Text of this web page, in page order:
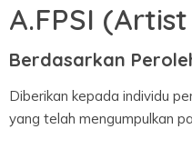
A.FPSI
Berdasarkan
Diberikan kepada individu
yang telah mengumpulkan